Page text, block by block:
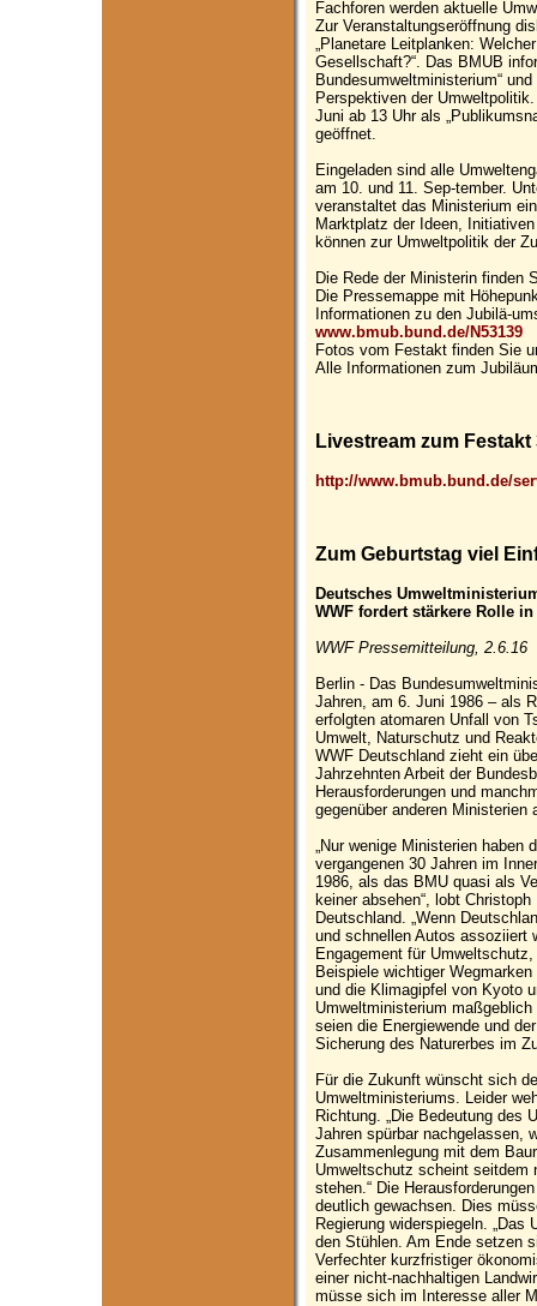
Fachforen werden aktuelle
Zur Veranstaltungseröffnung
„Planetare Leitplanken:
Gesellschaft?“. Das BMUB
Bundesumweltministerium“
Perspektiven der
Juni ab 13 Uhr als
geöffnet.
Eingeladen sind alle
am 10. und 11. Sep-tember.
veranstaltet das Ministerium
Marktplatz der Ideen,
können zur Umweltpolitik der
Die Rede der Ministerin finden
Die Pressemappe mit
Informationen zu den Jubilä-
www.bmub.bund.de/N53139
Fotos vom Festakt finden Sie
Alle Informationen zum
Livestream zum
http://www.bmub.bund.de/
Zum Geburtstag viel
Deutsches
WWF fordert stärkere Rolle
WWF Pressemitteilung, 2.6.16
Berlin - Das
Jahren, am 6. Juni 1986 – als
erfolgten atomaren Unfall von
Umwelt, Naturschutz und
WWF Deutschland zieht ein
Jahrzehnten Arbeit der
Herausforderungen und
gegenüber anderen Ministerien
„Nur wenige Ministerien
vergangenen 30 Jahren im
1986, als das BMU quasi als
keiner absehen“, lobt
Deutschland. „Wenn
und schnellen Autos assoziiert
Engagement für
Beispiele wichtiger
und die Klimagipfel von Kyoto
Umweltministerium
seien die Energiewende und
Sicherung des Naturerbes im
Für die Zukunft wünscht sich
Umweltministeriums. Leider
Richtung. „Die Bedeutung des
Jahren spürbar nachgelassen,
Zusammenlegung mit dem
Umweltschutz scheint seitdem
stehen.“ Die
deutlich gewachsen. Dies
Regierung widerspiegeln.
den Stühlen. Am Ende setzen
Verfechter kurzfristiger
einer nicht-nachhaltigen
müsse sich im Interesse aller